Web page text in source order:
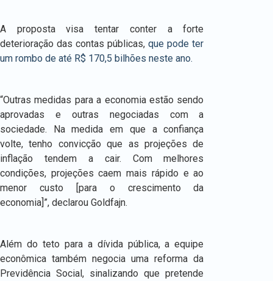
A proposta visa tentar conter a forte
deterioração das contas públicas,que pode ter
um rombo de até R$ 170,5 bilhões neste ano.
“Outras medidas para a economia estão sendo
aprovadas e outras negociadas com a
sociedade. Na medida em que a confiança
volte, tenho convicção que as projeções de
inflação tendem a cair. Com melhores
condições, projeções caem mais rápido e ao
menor custo [para o crescimento da
economia]”, declarou Goldfajn.
Além do teto para a dívida pública, a equipe
econômica também negocia uma reforma da
Previdência Social, sinalizando que pretende